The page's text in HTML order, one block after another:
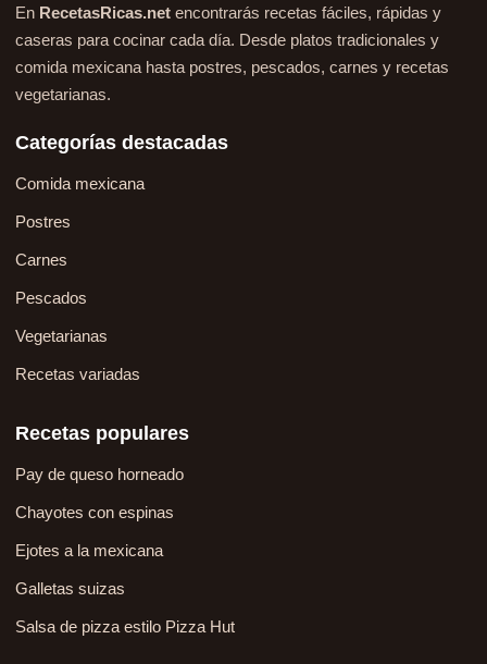
En RecetasRicas.net encontrarás recetas fáciles, rápidas y
caseras para cocinar cada día. Desde platos tradicionales y
comida mexicana hasta postres, pescados, carnes y recetas
vegetarianas.
Categorías destacadas
Comida mexicana
Postres
Carnes
Pescados
Vegetarianas
Recetas variadas
Recetas populares
Pay de queso horneado
Chayotes con espinas
Ejotes a la mexicana
Galletas suizas
Salsa de pizza estilo Pizza Hut